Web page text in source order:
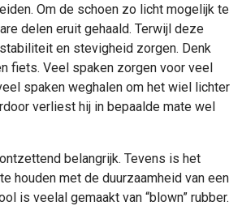
Om de schoen zo licht mogelijk te
delen eruit gehaald. Terwijl deze
en stevigheid zorgen. Denk
fiets. Veel spaken zorgen voor veel
spaken weghalen om het wiel lichter
verliest hij in bepaalde mate wel
belangrijk. Tevens is het
houden met de duurzaamheid van een
is veelal gemaakt van “blown” rubber.